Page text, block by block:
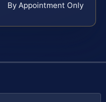
By Appointment Only